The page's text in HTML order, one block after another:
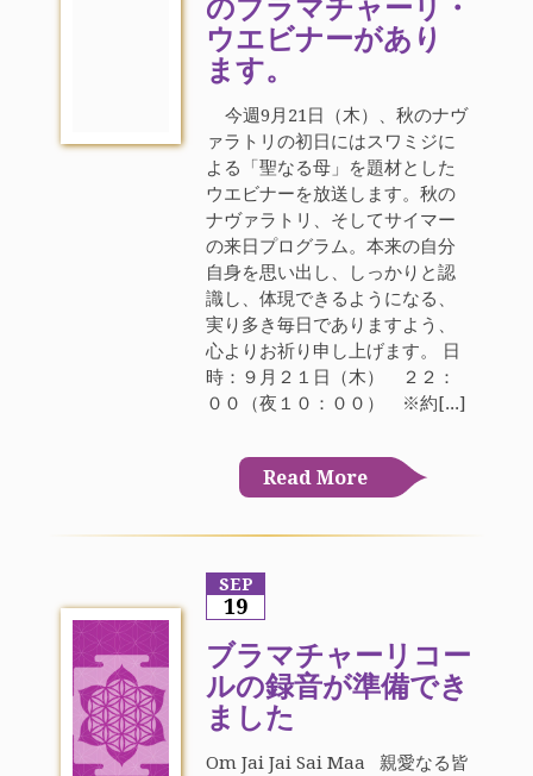
ウエビナーがあり
ます。
今週9月21日（木）、秋のナヴ
ァラトリの初日にはスワミジに
よる「聖なる母」を題材とした
ウエビナーを放送します。秋の
ナヴァラトリ、そしてサイマー
の来日プログラム。本来の自分
自身を思い出し、しっかりと認
識し、体現できるようになる、
実り多き毎日でありますよう、
心よりお祈り申し上げます。 日
時：９月２１日（木） ２２：
００（夜１０：００） ※約[...]
Read More
SEP
19
ブラマチャーリコー
ルの録音が準備でき
ました
Om Jai Jai Sai Maa 親愛なる皆